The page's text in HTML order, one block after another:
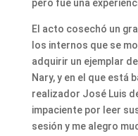
pero fue una
El acto cosechó un
los internos que se
adquirir un ejemplar
Nary, y en el que está
realizador José Luis
impaciente por leer
sesión y me alegro